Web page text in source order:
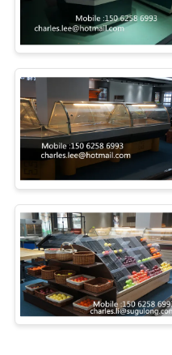
에
게
연
락
세
요
따
옴
식료품
식료품